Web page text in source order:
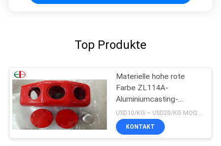
Top Produkte
Materielle hohe rote
Farbe ZL114A-
Aluminiumcasting-
Legierungen Alu
Präzisions-EB9147
KONTAKT